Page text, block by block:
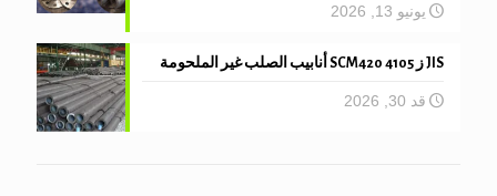
يونيو 13, 2026
JIS ز 4105 SCM420 أنابيب الصلب غير الملحومة
قد 30, 2026